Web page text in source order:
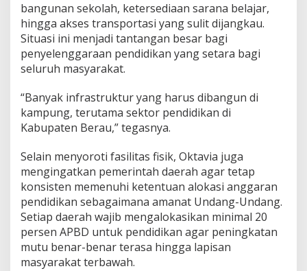
bangunan sekolah, ketersediaan sarana belajar,
hingga akses transportasi yang sulit dijangkau.
Situasi ini menjadi tantangan besar bagi
penyelenggaraan pendidikan yang setara bagi
seluruh masyarakat.
“Banyak infrastruktur yang harus dibangun di
kampung, terutama sektor pendidikan di
Kabupaten Berau,” tegasnya.
Selain menyoroti fasilitas fisik, Oktavia juga
mengingatkan pemerintah daerah agar tetap
konsisten memenuhi ketentuan alokasi anggaran
pendidikan sebagaimana amanat Undang-Undang.
Setiap daerah wajib mengalokasikan minimal 20
persen APBD untuk pendidikan agar peningkatan
mutu benar-benar terasa hingga lapisan
masyarakat terbawah.